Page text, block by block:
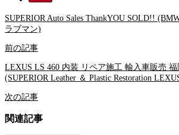
SUPERIOR Auto Sales ThankYOU SOLD!!
ラブマン)
前の記事
LEXUS LS 460 内装 リペア施工 輸入車販売
(SUPERIOR Leather ＆ Plastic Restoration
次の記事
関連記事